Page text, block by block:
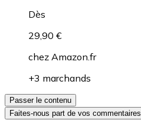
Dès
29,90 €
chez Amazon.fr
+3 marchands
Passer le contenu
Faites-nous part de vos commentaires